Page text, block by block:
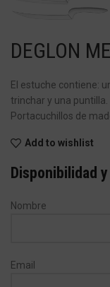
DEGLON
El estuche contiene:
trinchar y una puntilla.
Portacuchillos de
Add to wishlist
Disponibilidad
Nombre
Email